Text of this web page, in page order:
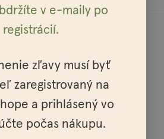
v e-maily po
registrácií.
zľavy musí byť
zaregistrovaný na
a prihlásený vo
počas nákupu.
do celej Európy